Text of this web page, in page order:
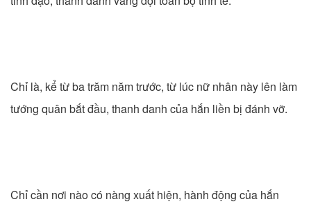
Chỉ là, kể từ ba trăm năm trước, từ lúc nữ nhân này lên làm
tướng quân bắt đầu, thanh danh của hắn liền bị đánh vỡ.
Chỉ cần nơi nào có nàng xuất hiện, hành động của hắn